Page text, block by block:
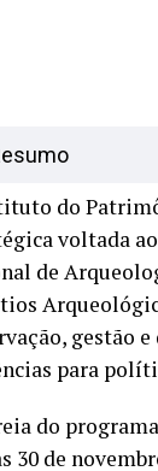
do
voltada
de
gestão
para
do
30 de